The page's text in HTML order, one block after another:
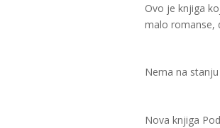
Ovo je knjiga
malo romanse,
Nema na stanju
Nova knjiga